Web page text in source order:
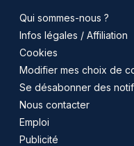
Qui sommes-nous ?
Infos légales / Affiliation
Cookies
Modifier mes choix de
Se désabonner des
Nous contacter
Emploi
Publicité